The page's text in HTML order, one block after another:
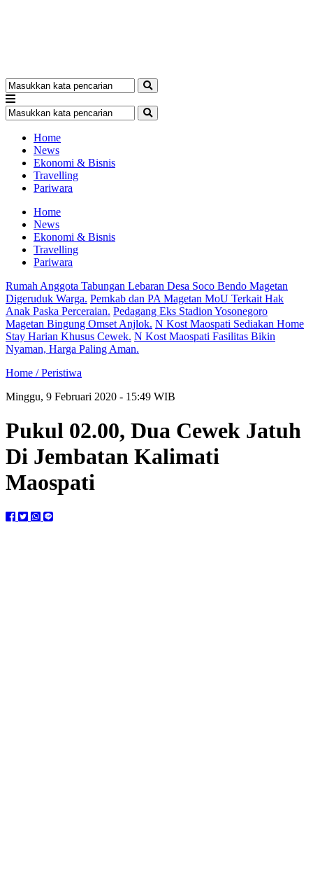
Home
News
Ekonomi & Bisnis
Travelling
Pariwara
Home
News
Ekonomi & Bisnis
Travelling
Pariwara
Rumah Anggota Tabungan Lebaran Desa Soco Bendo Magetan
Digeruduk Warga. Pemkab dan PA Magetan MoU Terkait Hak
Anak Paska Perceraian. Pedagang Eks Stadion Yosonegoro
Magetan Bingung Omset Anjlok. N Kost Maospati Sediakan Home
Stay Harian Khusus Cewek. N Kost Maospati Fasilitas Bikin
Nyaman, Harga Paling Aman.
Home /Peristiwa
Minggu, 9 Februari 2020 - 15:49 WIB
Pukul 02.00, Dua Cewek Jatuh
Di Jembatan Kalimati
Maospati